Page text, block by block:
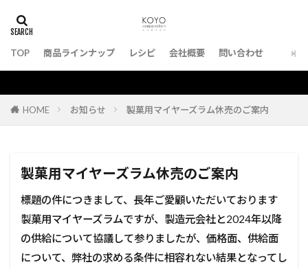
TOP 商品ラインナップ レシピ 会社概要 問い合わせ
HOME お知らせ 製菓用マイヤーズラム休売のご案内
製菓用マイヤーズラム休売のご案内
標題の件につきまして、長年ご愛顧いただいております
製菓用マイヤーズラムですが、製造元会社と2024年以降
の供給について協議して参りましたが、価格面、供給面
について、弊社の求める条件に相容れない結果となってし
検索